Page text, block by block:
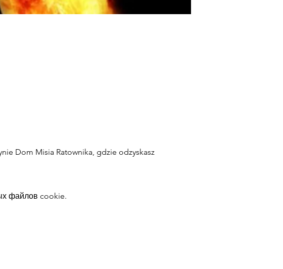
Dom Misia Ratownika, gdzie odzyskasz
файлов cookie.